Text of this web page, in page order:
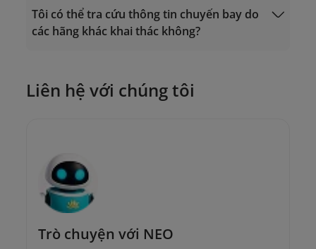
Trung tâm Chăm sóc Khách hàng:
ngoài);
Hoặc gửi email đến địa chỉ
Tôi có thể tra cứu thông tin chuyến bay do
các hãng khác khai thác không?
Liên hệ với chúng tôi
Trò chuyện với NEO